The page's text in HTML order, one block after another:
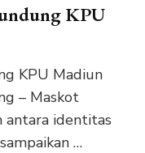
KPU
KPU Madiun
– Maskot
antara identitas
…